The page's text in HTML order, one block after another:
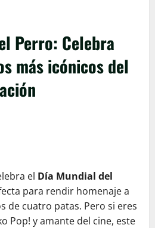
Perro: Celebra
más icónicos del
el Día Mundial del
para rendir homenaje a
de cuatro patas. Pero si eres
Pop! y amante del cine, este